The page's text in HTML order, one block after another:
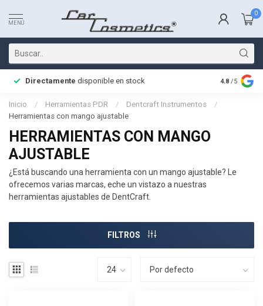
MENÚ
0
Directamente disponible en stock Entrega
4.8 /5
Inicio / Herramientas PDR / Dentcraft Instrumentos
/
Herramientas con mango ajustable
HERRAMIENTAS CON MANGO
AJUSTABLE
¿Está buscando una herramienta con un mango ajustable? Le
ofrecemos varias marcas, eche un vistazo a nuestras
herramientas ajustables de DentCraft.
FILTROS